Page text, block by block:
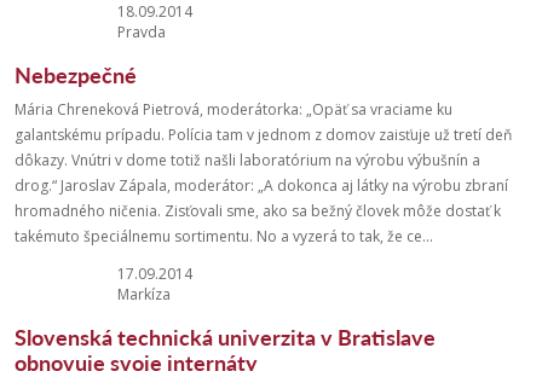
18.09.2014
Pravda
Nebezpečné
Mária Chreneková Pietrová, moderátorka: „Opäť sa vraciame ku
galantskému prípadu. Polícia tam v jednom z domov zaisťuje už tretí deň
dôkazy. Vnútri v dome totiž našli laboratórium na výrobu výbušnín a
drog.“ Jaroslav Zápala, moderátor: „A dokonca aj látky na výrobu zbraní
hromadného ničenia. Zisťovali sme, ako sa bežný človek môže dostať k
takémuto špeciálnemu sortimentu. No a vyzerá to tak, že ce...
17.09.2014
Markíza
Slovenská technická univerzita v Bratislave
obnovuje svoje internáty